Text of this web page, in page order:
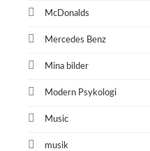
McDonalds
Mercedes Benz
Mina bilder
Modern Psykologi
Music
musik